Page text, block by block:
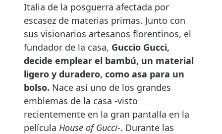
Italia de la posguerra afectada por
escasez de materias primas. Junto con
sus visionarios artesanos florentinos, el
fundador de la casa, Guccio Gucci,
decide emplear el bambú, un material
ligero y duradero, como asa para un
bolso. Nace así uno de los grandes
emblemas de la casa -visto
recientemente en la gran pantalla en la
película House of Gucci-. Durante las